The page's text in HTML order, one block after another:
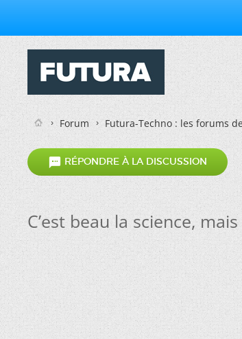
Forum Futura-Techno : les forums
 RÉPONDRE À LA DISCUSSION
C’est beau la science,